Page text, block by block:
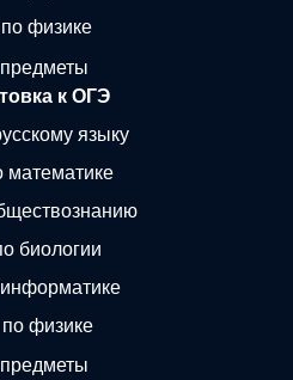
физике
к ОГЭ
языку
биологии
физике